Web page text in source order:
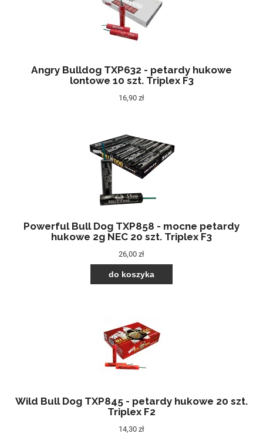
Angry Bulldog TXP632 - petardy hukowe
lontowe 10 szt. Triplex F3
16,90 zł
Powerful Bull Dog TXP858 - mocne petardy
hukowe 2g NEC 20 szt. Triplex F3
26,00 zł
do koszyka
Wild Bull Dog TXP845 - petardy hukowe 20 szt.
Triplex F2
14,30 zł